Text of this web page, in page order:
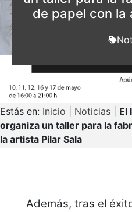
de papel con la
Estás en: Inicio Noticias
El
organiza un taller para la
la artista Pilar Sala
Además, tras el